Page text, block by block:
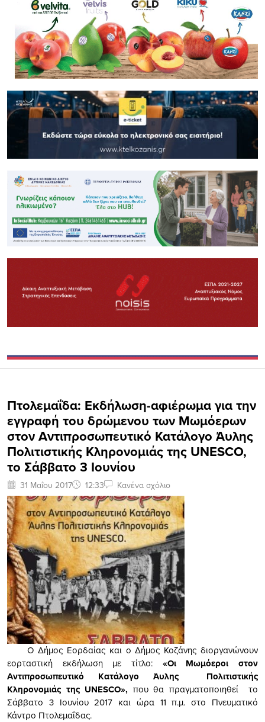
Πτολεμαΐδα: Εκδήλωση-αφιέρωμα για την
εγγραφή του δρώμενου των Μωμόερων
στον Αντιπροσωπευτικό Κατάλογο Άυλης
Πολιτιστικής Κληρονομιάς της UNESCO,
το Σάββατο 3 Ιουνίου
31 Μαΐου 2017 12:33 Κανένα σχόλιο
Ο Δήμος Εορδαίας και ο Δήμος Κοζάνης διοργανώνουν
εορταστική εκδήλωση με τίτλο: «Οι Μωμόεροι
στον
Αντιπροσωπευτικό Κατάλογο Άυλης Πολιτιστικής
Κληρονομιάς της UNESCO», που θα πραγματοποιηθεί το
Σάββατο 3 Ιουνίου 2017 και ώρα 11 π.μ. στο Πνευματικό
Κάντρο Πτολεμαΐδας.